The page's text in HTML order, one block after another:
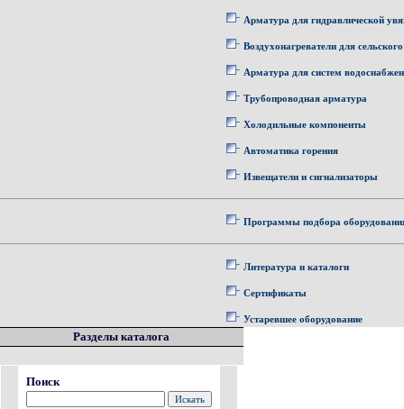
Арматура для гидравлической
Воздухонагреватели для
Арматура для систем
Трубопроводная арматура
Холодильные компоненты
Автоматика горения
Извещатели и сигнализаторы
Программы подбора
Литература и каталоги
Сертификаты
Устаревшее оборудование
Разделы каталога
Поиск